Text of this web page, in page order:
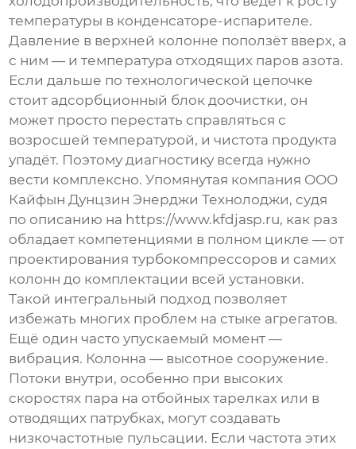
температуры в конденсаторе-испарителе.
Давление в верхней колонне поползёт вверх, а
с ним — и температура отходящих паров азота.
Если дальше по технологической цепочке
стоит адсорбционный блок доочистки, он
может просто перестать справляться с
возросшей температурой, и чистота продукта
упадёт. Поэтому диагностику всегда нужно
вести комплексно. Упомянутая компания ООО
Кайфын Дунцзин Энерджи Технолоджи, судя
по описанию на https://www.kfdjasp.ru, как раз
обладает компетенциями в полном цикле — от
проектирования турбокомпрессоров и самих
колонн до комплектации всей установки.
Такой интегральный подход позволяет
избежать многих проблем на стыке агрегатов.
Ещё один часто упускаемый момент —
вибрация. Колонна — высотное сооружение.
Потоки внутри, особенно при высоких
скоростях пара на отбойных тарелках или в
отводящих патрубках, могут создавать
низкочастотные пульсации. Если частота этих